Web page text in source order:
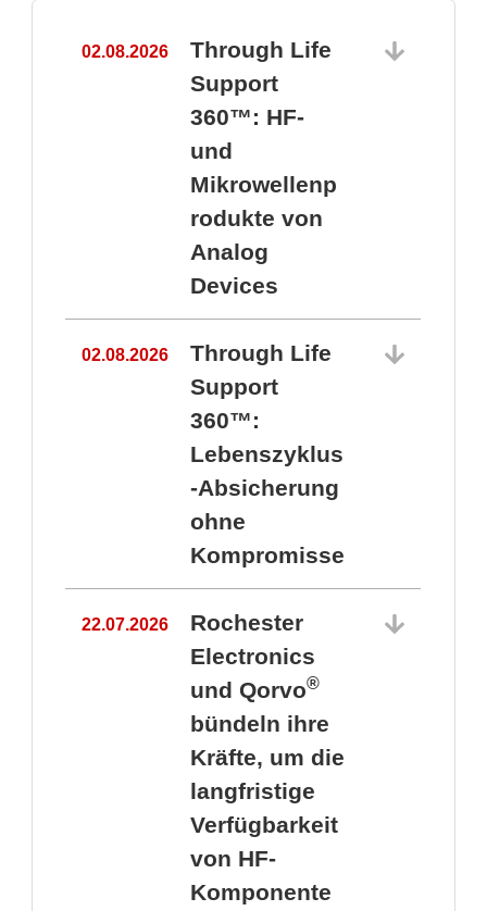
02.08.2026
Through Life
Support
360™: HF-
und
Mikrowellenp
rodukte von
Analog
Devices
02.08.2026
Through Life
Support
360™:
Lebenszyklus
-Absicherung
ohne
Kompromisse
22.07.2026
Rochester
Electronics
und Qorvo®
bündeln ihre
Kräfte, um die
langfristige
Verfügbarkeit
von HF-
Komponente